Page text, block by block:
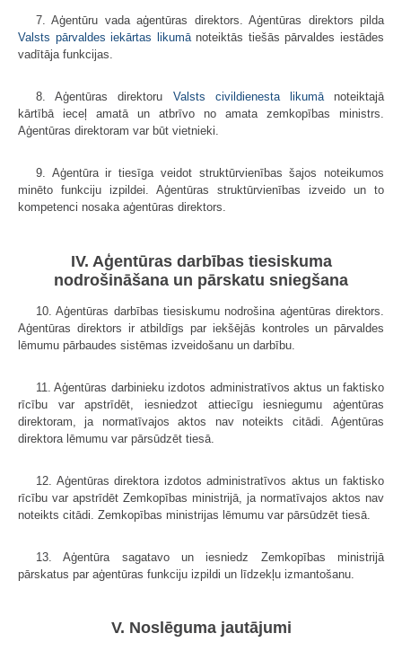
7. Aģentūru vada aģentūras direktors. Aģentūras direktors pilda
Valsts pārvaldes iekārtas likumānoteiktās tiešās pārvaldes iestādes
vadītāja funkcijas.
8. Aģentūras direktoru Valsts civildienesta likumānoteiktajā
kārtībā ieceļ amatā un atbrīvo no amata zemkopības ministrs.
Aģentūras direktoram var būt vietnieki.
9. Aģentūra ir tiesīga veidot struktūrvienības šajos noteikumos
minēto funkciju izpildei. Aģentūras struktūrvienības izveido un to
kompetenci nosaka aģentūras direktors.
IV. Aģentūras darbības tiesiskuma
nodrošināšana un pārskatu sniegšana
10. Aģentūras darbības tiesiskumu nodrošina aģentūras direktors.
Aģentūras direktors ir atbildīgs par iekšējās kontroles un pārvaldes
lēmumu pārbaudes sistēmas izveidošanu un darbību.
11. Aģentūras darbinieku izdotos administratīvos aktus un faktisko
rīcību var apstrīdēt, iesniedzot attiecīgu iesniegumu aģentūras
direktoram, ja normatīvajos aktos nav noteikts citādi. Aģentūras
direktora lēmumu var pārsūdzēt tiesā.
12. Aģentūras direktora izdotos administratīvos aktus un faktisko
rīcību var apstrīdēt Zemkopības ministrijā, ja normatīvajos aktos nav
noteikts citādi. Zemkopības ministrijas lēmumu var pārsūdzēt tiesā.
13. Aģentūra sagatavo un iesniedz Zemkopības ministrijā
pārskatus par aģentūras funkciju izpildi un līdzekļu izmantošanu.
V. Noslēguma jautājumi